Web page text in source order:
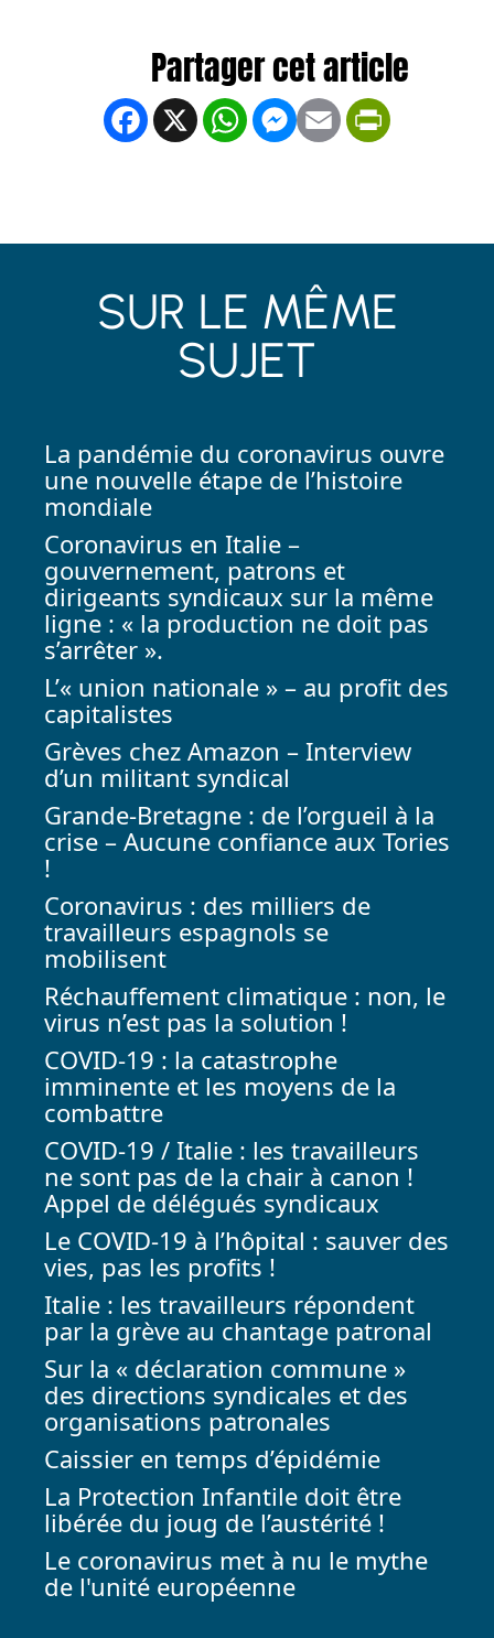
Facebook
X WhatsApp
Messenger
Email
SUR LE MÊME
SUJET
La pandémie du coronavirus ouvre
une nouvelle étape de l’histoire
mondiale
Coronavirus en Italie –
gouvernement, patrons et
dirigeants syndicaux sur la même
ligne : « la production ne doit pas
s’arrêter ».
L’« union nationale » – au profit des
capitalistes
Grèves chez Amazon – Interview
d’un militant syndical
Grande-Bretagne : de l’orgueil à la
crise – Aucune confiance aux Tories
!
Coronavirus : des milliers de
travailleurs espagnols se
mobilisent
Réchauffement climatique : non, le
virus n’est pas la solution !
COVID-19 : la catastrophe
imminente et les moyens de la
combattre
COVID-19 / Italie : les travailleurs
ne sont pas de la chair à canon !
Appel de délégués syndicaux
Le COVID-19 à l’hôpital : sauver des
vies, pas les profits !
Italie : les travailleurs répondent
par la grève au chantage patronal
Sur la « déclaration commune »
des directions syndicales et des
organisations patronales
Caissier en temps d’épidémie
La Protection Infantile doit être
libérée du joug de l’austérité !
Le coronavirus met à nu le mythe
de l'unité européenne